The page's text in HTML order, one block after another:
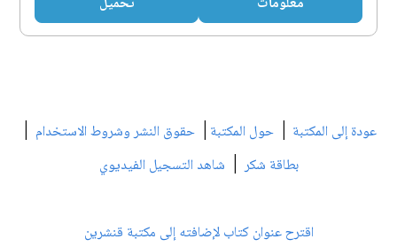
عودة إلى المكتبة | حول المكتبة | حقوق النشر وشروط الاستخدام |
بطاقة شكر| شاهد التسجيل الفيديوي
اقترح عنوان كتاب لإضافته إلى مكتبة قنشرين